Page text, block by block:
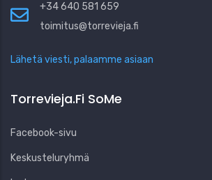
+34 640 581 659
toimitus@torrevieja.fi
Lähetä viesti, palaamme asiaan
Torrevieja.fi SoMe
Facebook-sivu
Keskusteluryhmä